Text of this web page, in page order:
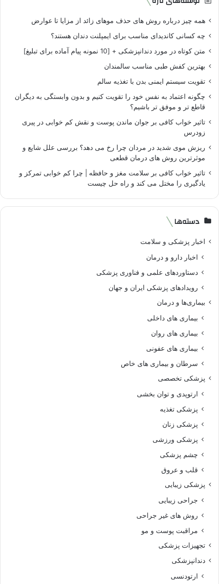
همه چیز درباره روش های حذف موهای زائد از مزایا تا عوارض
چه کسانی کاندیدای مناسب برای ایمپلنت دندان هستند؟
متن کوتاه در مورد دندانپزشکی + [10 نمونه پیام آماده برای تبلیغ]
بهترین کفش طبی مناسب سالمندان
تقویت سیستم ایمنی بدن با تغذیه سالم
چگونه اعتماد به نفس خود را تقویت کنیم و بدون وابستگی به دیگران
قاطع تر و موفق تر باشیم؟
تاثیر خواب کافی بر جوان ماندن پوست و نقش کم خوابی در پیری
زودرس
ریزش موی شدید در مردان چرا رخ می دهد؟ بررسی علل شایع و
موثرترین روش های درمان قطعی
تاثیر خواب کافی بر سلامت مغز و حافظه | چرا کم خوابی تمرکز و
یادگیری را مختل می کند و راه حل چیست
دسته‌ها
اخبار پزشکی و سلامت
اخبار دارو و درمان
دستاوردهای علمی و فناوری پزشکی
رویدادهای پزشکی ایران و جهان
بیماری‌ها و درمان
بیماری های داخلی
بیماری های روان‌
بیماری های عفونی
سرطان و بیماری های خاص
پزشکی تخصصی
ارتوپدی و توان بخشی
پزشکی تغذیه
پزشکی زنان
پزشکی ورزشی
چشم پزشکی
قلب و عروق
پزشکی زیبایی
جراحی زیبایی
روش های غیر جراحی
مراقبت پوست و مو
تجهیزات پزشکی
دندانپزشکی
ارتودنسی